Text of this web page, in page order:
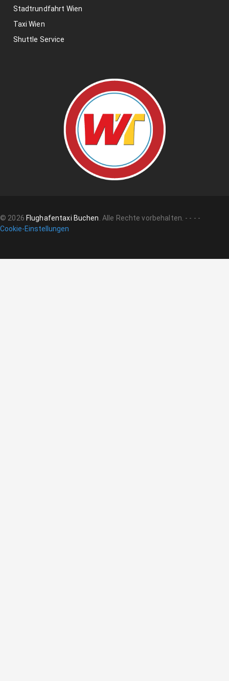
Stadtrundfahrt Wien
Taxi Wien
Shuttle Service
© 2026 Flughafentaxi Buchen. Alle Rechte vorbehalten. - - - -
Cookie-Einstellungen